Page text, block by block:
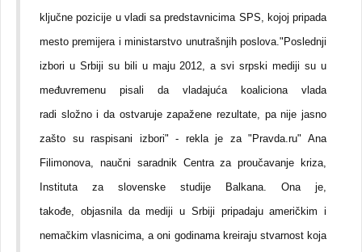
ključne pozicije u vladi sa predstavnicima SPS, kojoj pripada
mesto premijera i ministarstvo unutrašnjih poslova."Poslednji
izbori u Srbiji su bili u maju 2012, a svi srpski mediji su u
međuvremenu pisali da vladajuća koaliciona vlada
radi složno i da ostvaruje zapažene rezultate, pa nije jasno
zašto su raspisani izbori" - rekla je za "Pravda.ru" Ana
Filimonova, naučni saradnik Centra za proučavanje kriza,
Instituta za slovenske studije Balkana. Ona je,
takođe, objasnila da mediji u Srbiji pripadaju američkim i
nemačkim vlasnicima, a oni godinama kreiraju stvarnost koja